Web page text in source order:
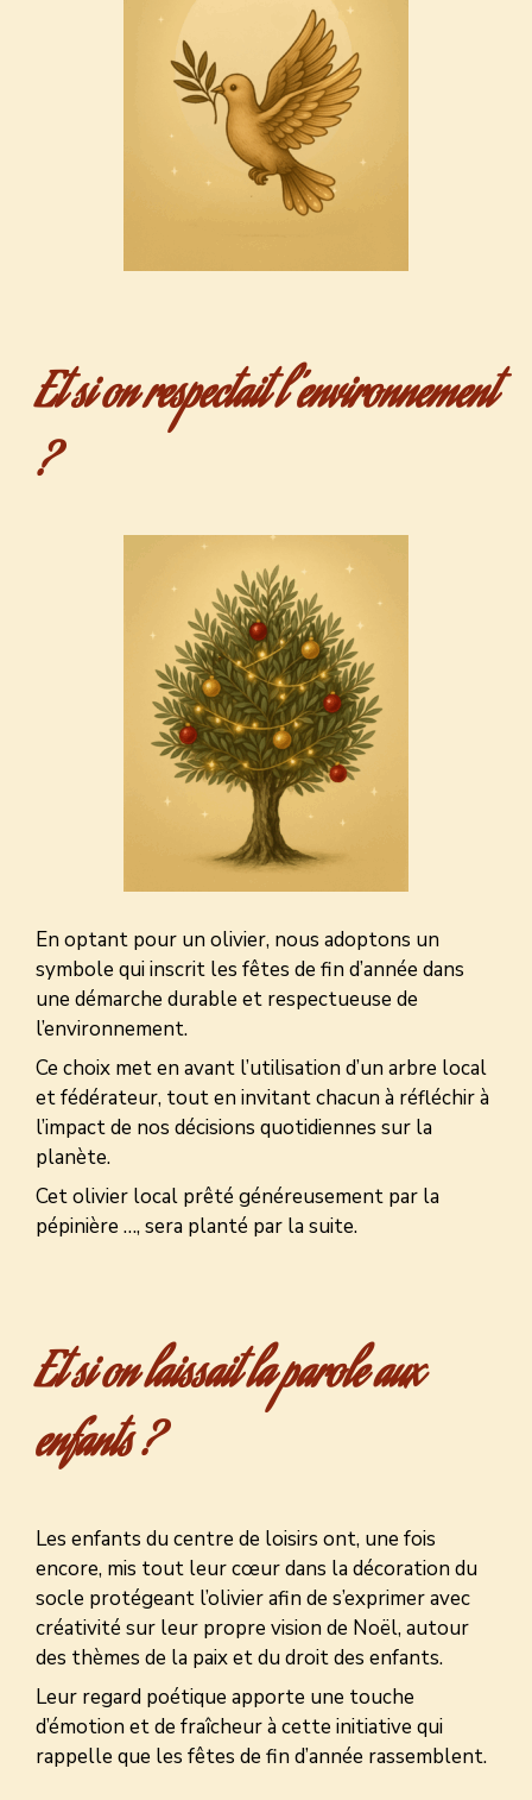
Et si on respectait l’environnement
?
En optant pour un olivier, nous adoptons un
symbole qui inscrit les fêtes de fin d’année dans
une démarche durable et respectueuse de
l’environnement.
Ce choix met en avant l’utilisation d’un arbre local
et fédérateur, tout en invitant chacun à réfléchir à
l’impact de nos décisions quotidiennes sur la
planète.
Cet olivier local prêté généreusement par la
pépinière …, sera planté par la suite.
Et si on laissait la parole aux
enfants ?
Les enfants du centre de loisirs ont, une fois
encore, mis tout leur cœur dans la décoration du
socle protégeant l’olivier afin de s’exprimer avec
créativité sur leur propre vision de Noël, autour
des thèmes de la paix et du droit des enfants.
Leur regard poétique apporte une touche
d’émotion et de fraîcheur à cette initiative qui
rappelle que les fêtes de fin d’année rassemblent.